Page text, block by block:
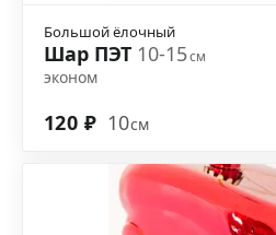
Большой ёлочный
Шар ПЭТ 10-15см
эконом
120 ₽ 10см